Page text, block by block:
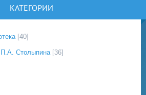
КАТЕГОРИИ
[40]
Столыпина [36]